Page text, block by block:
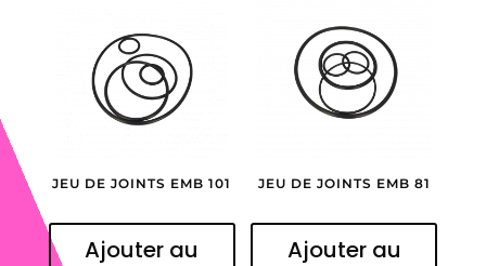
JEU DE JOINTS EMB 101
Ajouter au
JEU DE JOINTS EMB 81
Ajouter au